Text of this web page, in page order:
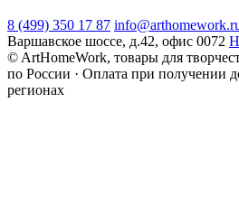
8 (499) 350 17 87
Варшавское шоссе, д.42, офис 0072
© ArtHomeWork, товары для
по России · Оплата при получении
регионах